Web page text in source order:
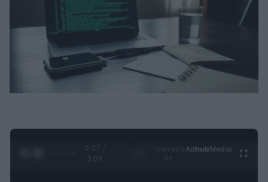
0:28 /
3:09
Ad hubMedia